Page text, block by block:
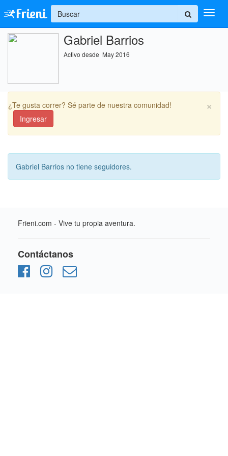
Ayuda
+
Gabriel Barrios
Activo desde May 2016
×
¿Te gusta correr? Sé parte de nuestra comunidad!
Ingresar
Gabriel Barrios no tiene seguidores.
Frieni.com - Vive tu propia aventura.
Contáctanos